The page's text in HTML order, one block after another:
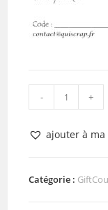
quantité
de
Carte
cadeau
- +
ajouter à
Catégorie :